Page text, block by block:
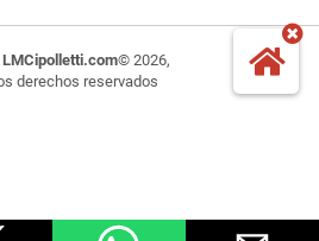
LMCipolletti.com© 2026,
derechos reservados